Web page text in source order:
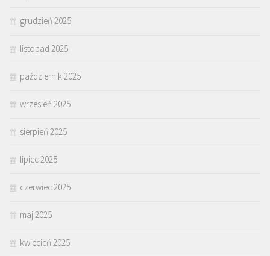
grudzień 2025
listopad 2025
październik 2025
wrzesień 2025
sierpień 2025
lipiec 2025
czerwiec 2025
maj 2025
kwiecień 2025